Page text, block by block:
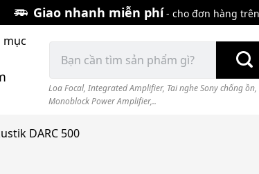
Giao nhanh miễn phí- cho đơn hàng trên
mục
kiếm:
Loa Focal, Integrated Amplifier, Tai nghe Sony chống ồn,
Monoblock Power Amplifier,..
DARC 500